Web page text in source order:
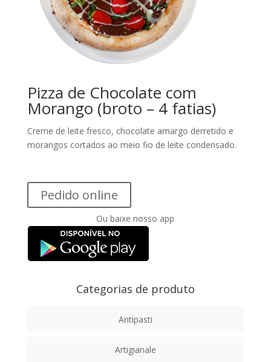
Pizza de Chocolate com
Morango (broto – 4 fatias)
Creme de leite fresco, chocolate amargo derretido e
morangos cortados ao meio fio de leite condensado.
Pedido online
Ou baixe nosso app
Categorias de produto
Antipasti
Artigianale